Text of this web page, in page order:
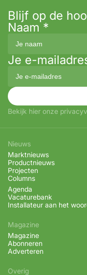
Blijf op de
Naam *
Je e-
Bekijk hier onze
Nieuws
Marktnieuws
Productnieuws
Projecten
Columns
Agenda
Vacaturebank
Installateur aan het
Magazine
Magazine
Abonneren
Adverteren
Overig